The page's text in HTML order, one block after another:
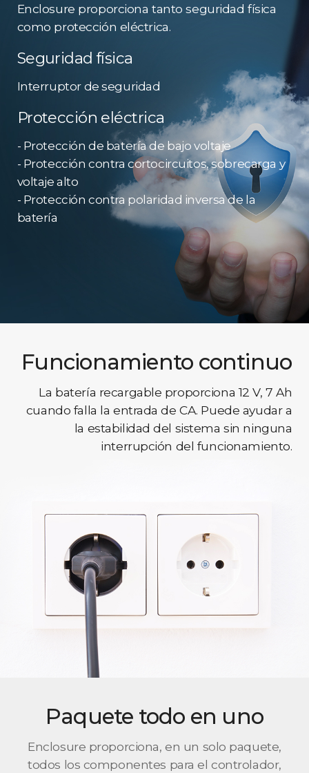
Enclosure proporciona tanto seguridad física
como protección eléctrica.
Seguridad física
Interruptor de seguridad
Protección eléctrica
- Protección de batería de bajo voltaje
- Protección contra cortocircuitos, sobrecarga y
voltaje alto
- Protección contra polaridad inversa de la
batería
Funcionamiento continuo
La batería recargable proporciona 12 V, 7 Ah
cuando falla la entrada de CA. Puede ayudar a
la estabilidad del sistema sin ninguna
interrupción del funcionamiento.
Paquete todo en uno
Enclosure proporciona, en un solo paquete,
todos los componentes para el controlador,